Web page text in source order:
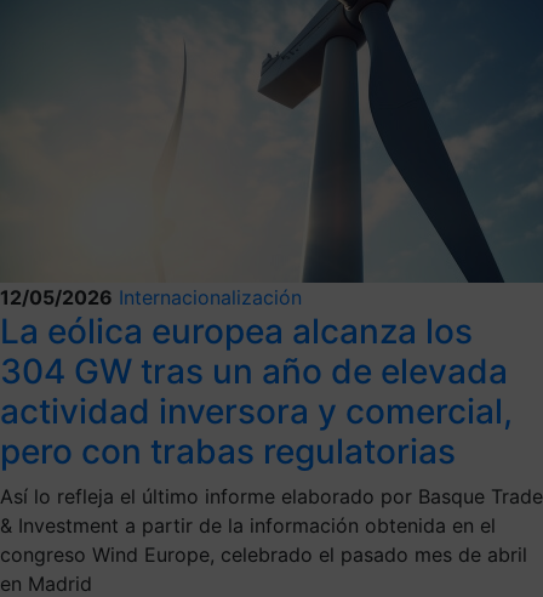
12/05/2026 Internacionalización
La eólica europea alcanza los
304 GW tras un año de elevada
actividad inversora y comercial,
pero con trabas regulatorias
Así lo refleja el último informe elaborado por Basque Trade
& Investment a partir de la información obtenida en el
congreso Wind Europe, celebrado el pasado mes de abril
en Madrid